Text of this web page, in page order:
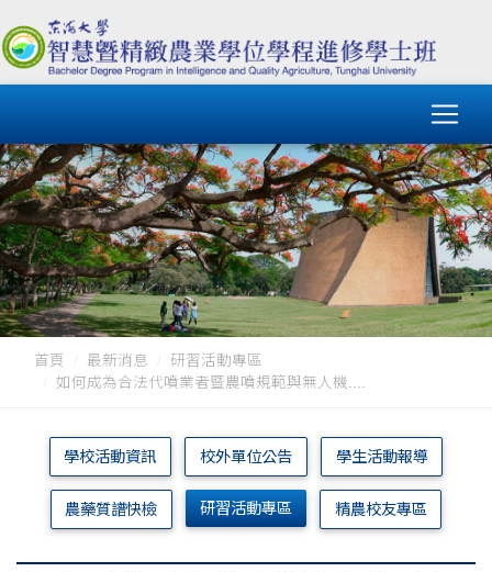
首頁 最新消息
研習活動專區
如何成為合法代噴業者暨農噴規範與無人機....
學校活動資訊 校外單位公告 學生活動報導
農藥質譜快檢 研習活動專區 精農校友專區